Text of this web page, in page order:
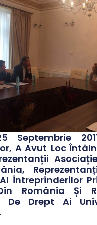
Septembrie
A Avut Loc
Întreprinderilor
România Și
De Drept Ai